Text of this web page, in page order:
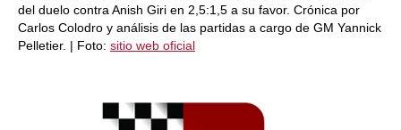
del duelo contra Anish Giri en 2,5:1,5 a su favor. Crónica por
Carlos Colodro y análisis de las partidas a cargo de GM Yannick
Pelletier. | Foto: sitio web oficial